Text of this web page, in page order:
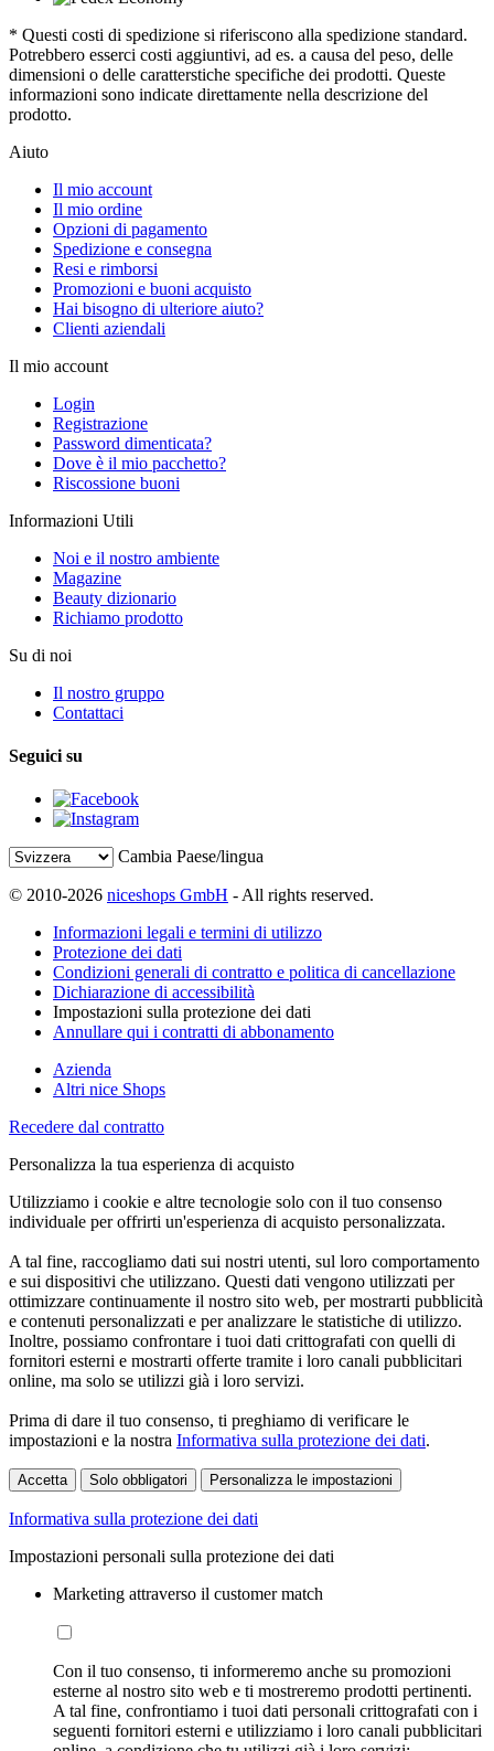
* Questi costi di spedizione si riferiscono alla spedizione standard.
Potrebbero esserci costi aggiuntivi, ad es. a causa del peso, delle
dimensioni o delle caratterstiche specifiche dei prodotti. Queste
informazioni sono indicate direttamente nella descrizione del
prodotto.
Aiuto
Il mio account
Il mio ordine
Opzioni di pagamento
Spedizione e consegna
Resi e rimborsi
Promozioni e buoni acquisto
Hai bisogno di ulteriore aiuto?
Clienti aziendali
Il mio account
Login
Registrazione
Password dimenticata?
Dove è il mio pacchetto?
Riscossione buoni
Informazioni Utili
Noi e il nostro ambiente
Magazine
Beauty dizionario
Richiamo prodotto
Su di noi
Il nostro gruppo
Contattaci
Seguici su
Cambia Paese/lingua
© 2010-2026 niceshops GmbH - All rights reserved.
Informazioni legali e termini di utilizzo
Protezione dei dati
Condizioni generali di contratto e politica di cancellazione
Dichiarazione di accessibilità
Impostazioni sulla protezione dei dati
Annullare qui i contratti di abbonamento
Azienda
Altri nice Shops
Recedere dal contratto
Personalizza la tua esperienza di acquisto
Utilizziamo i cookie e altre tecnologie solo con il tuo consenso
individuale per offrirti un'esperienza di acquisto personalizzata.
A tal fine, raccogliamo dati sui nostri utenti, sul loro comportamento
e sui dispositivi che utilizzano. Questi dati vengono utilizzati per
ottimizzare continuamente il nostro sito web, per mostrarti pubblicità
e contenuti personalizzati e per analizzare le statistiche di utilizzo.
Inoltre, possiamo confrontare i tuoi dati crittografati con quelli di
fornitori esterni e mostrarti offerte tramite i loro canali pubblicitari
online, ma solo se utilizzi già i loro servizi.
Prima di dare il tuo consenso, ti preghiamo di verificare le
impostazioni e la nostra Informativa sulla protezione dei dati.
Accetta Solo obbligatori Personalizza le impostazioni
Informativa sulla protezione dei dati
Impostazioni personali sulla protezione dei dati
Marketing attraverso il customer match
Con il tuo consenso, ti informeremo anche su promozioni
esterne al nostro sito web e ti mostreremo prodotti pertinenti.
A tal fine, confrontiamo i tuoi dati personali crittografati con i
seguenti fornitori esterni e utilizziamo i loro canali pubblicitari